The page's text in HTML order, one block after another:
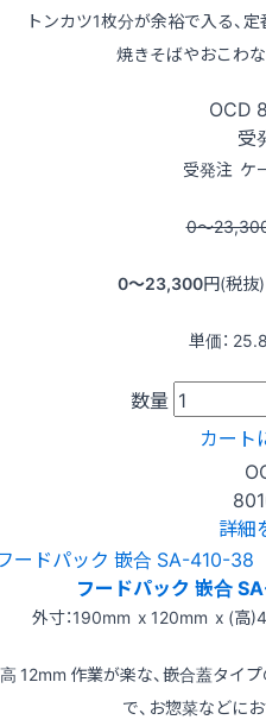
トンカツ1枚分が余裕で入る、
焼きそばやおこわ
OCD
受
受発注 ケ
0〜
0〜23,300円(税抜)
単価：
数量
カート
詳細
フードパック 嵌合
外寸：190mm x 120mm x (高
12mm 作業が楽な、嵌合蓋タイ
で、お惣菜などに